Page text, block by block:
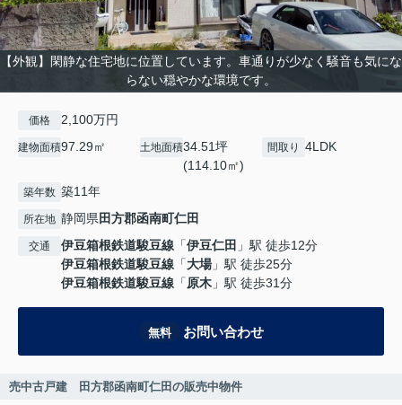
【外観】閑静な住宅地に位置しています。車通りが少なく騒音も気にな
らない穏やかな環境です。
価格 2,100万円
建物面積97.29㎡ 土地面積34.51坪
(114.10㎡)
間取り 4LDK
築年数 築11年
所在地 静岡県田方郡函南町仁田
交通 伊豆箱根鉄道駿豆線 「伊豆仁田 」駅 徒歩12分
伊豆箱根鉄道駿豆線 「大場」駅 徒歩25分
伊豆箱根鉄道駿豆線 「原木 」駅 徒歩31分
無料 お問い合わせ
売中古戸建 田方郡函南町仁田の販売中物件